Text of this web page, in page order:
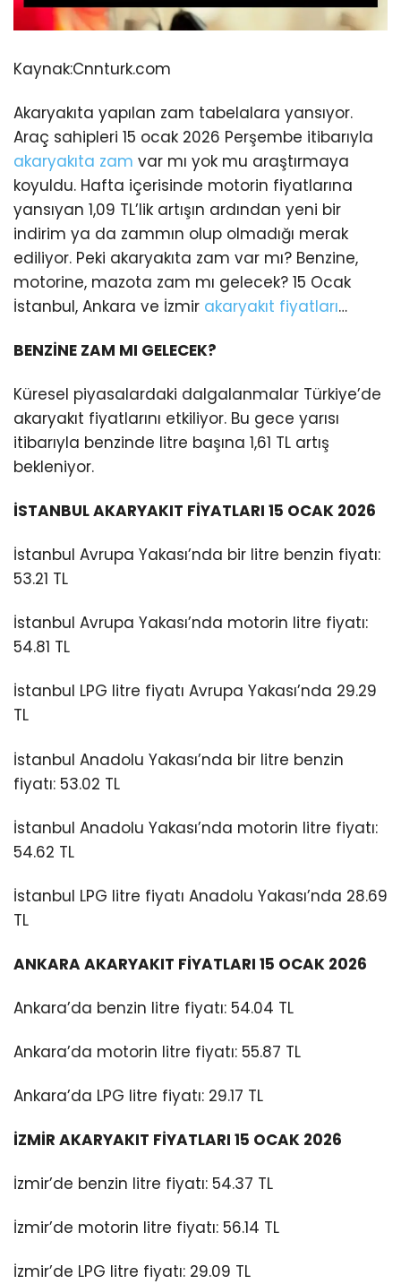
Kaynak:Cnnturk.com
Akaryakıta yapılan zam tabelalara yansıyor.
Araç sahipleri 15 ocak 2026 Perşembe itibarıyla
akaryakıta zam var mı yok mu araştırmaya
koyuldu. Hafta içerisinde motorin fiyatlarına
yansıyan 1,09 TL’lik artışın ardından yeni bir
indirim ya da zammın olup olmadığı merak
ediliyor. Peki akaryakıta zam var mı? Benzine,
motorine, mazota zam mı gelecek? 15 Ocak
İstanbul, Ankara ve İzmir akaryakıt fiyatları…
BENZİNE ZAM MI GELECEK?
Küresel piyasalardaki dalgalanmalar Türkiye’de
akaryakıt fiyatlarını etkiliyor. Bu gece yarısı
itibarıyla benzinde litre başına 1,61 TL artış
bekleniyor.
İSTANBUL AKARYAKIT FİYATLARI 15 OCAK 2026
İstanbul Avrupa Yakası’nda bir litre benzin fiyatı:
53.21 TL
İstanbul Avrupa Yakası’nda motorin litre fiyatı:
54.81 TL
İstanbul LPG litre fiyatı Avrupa Yakası’nda 29.29
TL
İstanbul Anadolu Yakası’nda bir litre benzin
fiyatı: 53.02 TL
İstanbul Anadolu Yakası’nda motorin litre fiyatı:
54.62 TL
İstanbul LPG litre fiyatı Anadolu Yakası’nda 28.69
TL
ANKARA AKARYAKIT FİYATLARI 15 OCAK 2026
Ankara’da benzin litre fiyatı: 54.04 TL
Ankara’da motorin litre fiyatı: 55.87 TL
Ankara’da LPG litre fiyatı: 29.17 TL
İZMİR AKARYAKIT FİYATLARI 15 OCAK 2026
İzmir’de benzin litre fiyatı: 54.37 TL
İzmir’de motorin litre fiyatı: 56.14 TL
İzmir’de LPG litre fiyatı: 29.09 TL